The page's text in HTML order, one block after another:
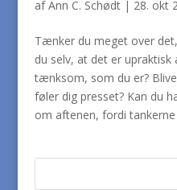
afAnn C. Schødt| 28. okt
Tænker du meget over
du selv, at det er
tænksom, som du er?
føler dig presset? Kan du
om aftenen, fordi